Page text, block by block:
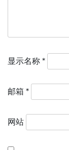
显示名称 *
邮箱 *
网站